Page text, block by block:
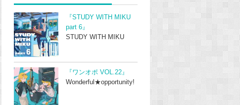
『STUDY WITH MIKU
part 6』
STUDY WITH MIKU
『ワンオポ VOL.22』
Wonderful★opportunity!